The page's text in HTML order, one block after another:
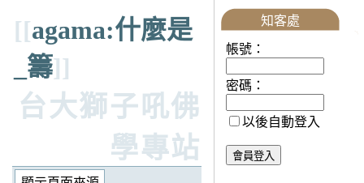
[[agama:什麼是
_籌]]
台大獅子吼佛
學專站
知客處
帳號：
密碼：
以後自動登入